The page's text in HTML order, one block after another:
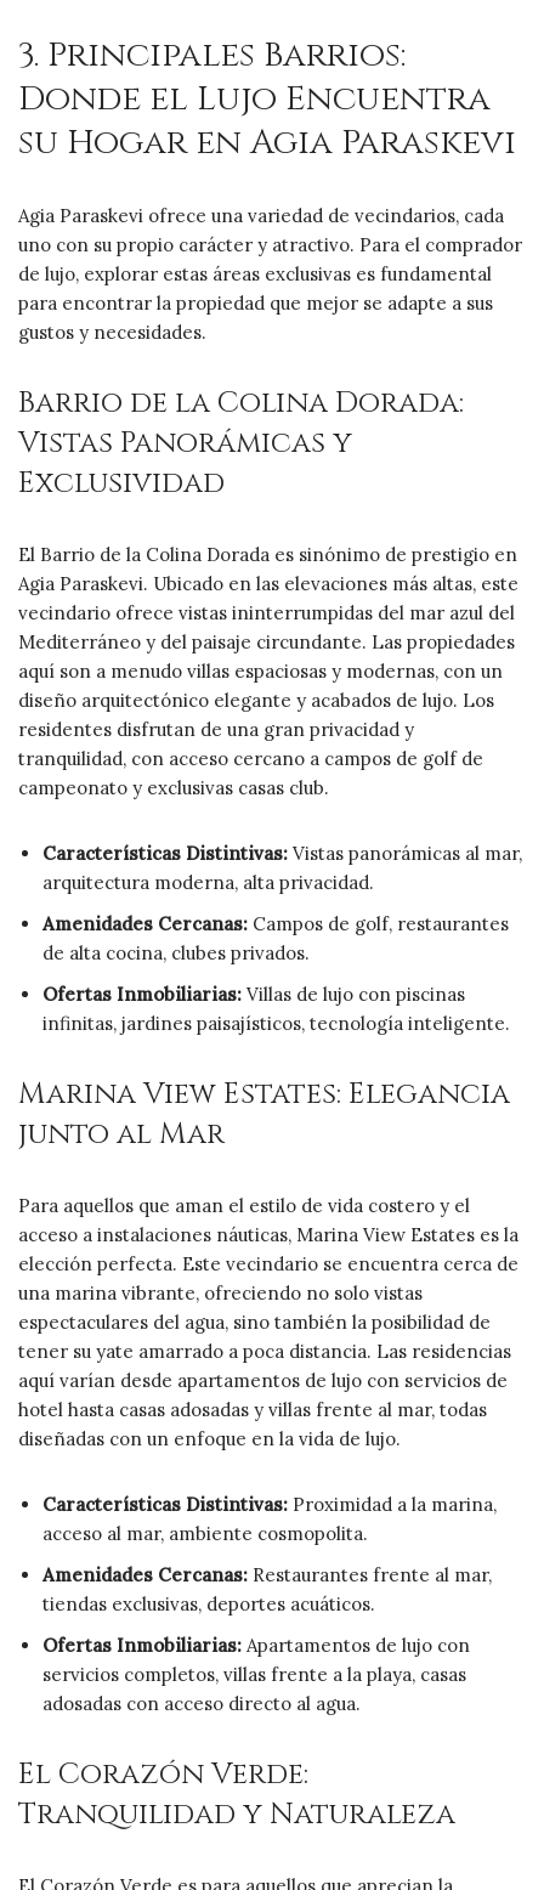
3. Principales Barrios:
Donde el Lujo Encuentra
su Hogar en Agia Paraskevi
Agia Paraskevi ofrece una variedad de vecindarios, cada
uno con su propio carácter y atractivo. Para el comprador
de lujo, explorar estas áreas exclusivas es fundamental
para encontrar la propiedad que mejor se adapte a sus
gustos y necesidades.
Barrio de la Colina Dorada:
Vistas Panorámicas y
Exclusividad
El Barrio de la Colina Dorada es sinónimo de prestigio en
Agia Paraskevi. Ubicado en las elevaciones más altas, este
vecindario ofrece vistas ininterrumpidas del mar azul del
Mediterráneo y del paisaje circundante. Las propiedades
aquí son a menudo villas espaciosas y modernas, con un
diseño arquitectónico elegante y acabados de lujo. Los
residentes disfrutan de una gran privacidad y
tranquilidad, con acceso cercano a campos de golf de
campeonato y exclusivas casas club.
Características Distintivas: Vistas panorámicas al mar,
arquitectura moderna, alta privacidad.
Amenidades Cercanas: Campos de golf, restaurantes
de alta cocina, clubes privados.
Ofertas Inmobiliarias: Villas de lujo con piscinas
infinitas, jardines paisajísticos, tecnología inteligente.
Marina View Estates: Elegancia
junto al Mar
Para aquellos que aman el estilo de vida costero y el
acceso a instalaciones náuticas, Marina View Estates es la
elección perfecta. Este vecindario se encuentra cerca de
una marina vibrante, ofreciendo no solo vistas
espectaculares del agua, sino también la posibilidad de
tener su yate amarrado a poca distancia. Las residencias
aquí varían desde apartamentos de lujo con servicios de
hotel hasta casas adosadas y villas frente al mar, todas
diseñadas con un enfoque en la vida de lujo.
Características Distintivas: Proximidad a la marina,
acceso al mar, ambiente cosmopolita.
Amenidades Cercanas: Restaurantes frente al mar,
tiendas exclusivas, deportes acuáticos.
Ofertas Inmobiliarias: Apartamentos de lujo con
servicios completos, villas frente a la playa, casas
adosadas con acceso directo al agua.
El Corazón Verde:
Tranquilidad y Naturaleza